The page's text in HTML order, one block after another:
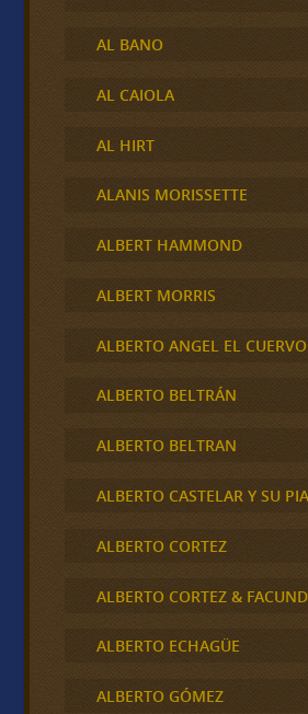
AL BANO
AL CAIOLA
AL HIRT
ALANIS MORISSETTE
ALBERT HAMMOND
ALBERT MORRIS
ALBERTO ANGEL EL CUERVO
ALBERTO BELTRÁN
ALBERTO BELTRAN
ALBERTO CASTELAR Y SU
ALBERTO CORTEZ
ALBERTO CORTEZ &
ALBERTO ECHAGÜE
ALBERTO GÓMEZ